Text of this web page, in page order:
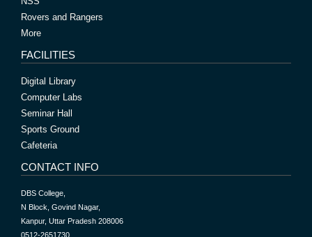
Rovers and Rangers
More
FACILITIES
Digital Library
Computer Labs
Seminar Hall
Sports Ground
Cafeteria
CONTACT INFO
DBS College,
N Block, Govind Nagar,
Kanpur, Uttar Pradesh 208006
0512-2651730